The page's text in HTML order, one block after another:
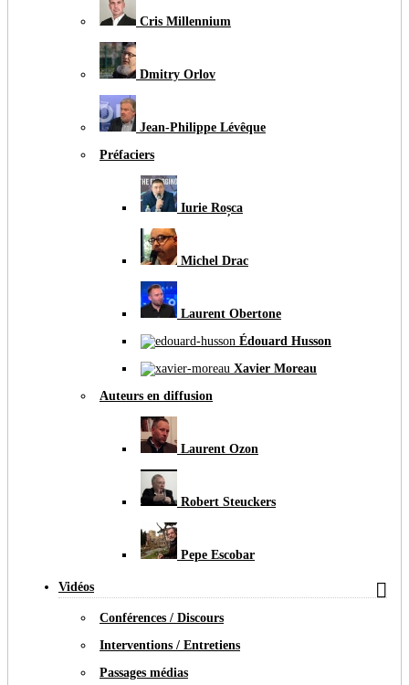
Cris Millennium
Dmitry Orlov
Jean-Philippe Lévêque
Préfaciers
Iurie Roșca
Michel Drac
Laurent Obertone
Édouard Husson
Xavier Moreau
Auteurs en diffusion
Laurent Ozon
Robert Steuckers
Pepe Escobar
Vidéos 
Conférences / Discours
Interventions / Entretiens
Passages médias